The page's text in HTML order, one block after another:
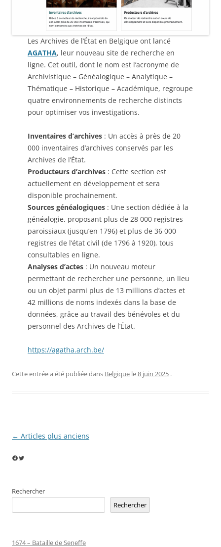
Les Archives de l’État en Belgique ont lancé
AGATHA, leur nouveau site de recherche en
ligne. Cet outil, dont le nom est l’acronyme de
Archivistique – Généalogique – Analytique –
Thématique – Historique – Académique, regroupe
quatre environnements de recherche distincts
pour optimiser vos investigations.
Inventaires d’archives : Un accès à près de 20
000 inventaires d’archives conservés par les
Archives de l’État.
Producteurs d’archives : Cette section est
actuellement en développement et sera
disponible prochainement.
Sources généalogiques : Une section dédiée à la
généalogie, proposant plus de 28 000 registres
paroissiaux (jusqu’en 1796) et plus de 36 000
registres de l’état civil (de 1796 à 1920), tous
consultables en ligne.
Analyses d’actes : Un nouveau moteur
permettant de rechercher une personne, un lieu
ou un objet parmi plus de 13 millions d’actes et
42 millions de noms indexés dans la base de
données, grâce au travail des bénévoles et du
personnel des Archives de l’État.
https://agatha.arch.be/
Cette entrée a été publiée dans Belgique le8 juin 2025 .
Navigation
articles
← Articles plus anciens
Facebook
Twitter
Rechercher
Rechercher
1674 – Bataille de Seneffe